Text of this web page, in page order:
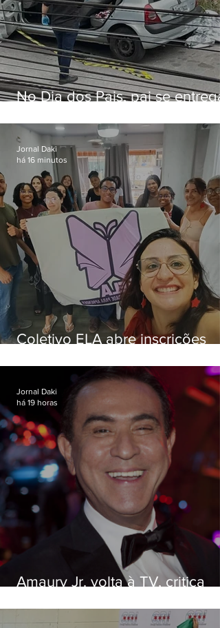
No Dia dos Pais, pai se entrega
5 anos em SP
Coletivo ELA abre inscrições
Jornal Daki
há 16 minutos
Amaury Jr. volta à TV, critica
viraram colunistas de si
Jornal Daki
há 19 horas